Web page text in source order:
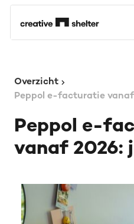
Overzicht
Peppol e-facturatie
Peppol e-
vanaf 2026: